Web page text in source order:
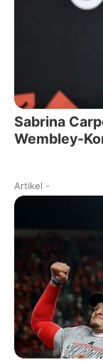
Sabrina
Wembley-
Artikel -